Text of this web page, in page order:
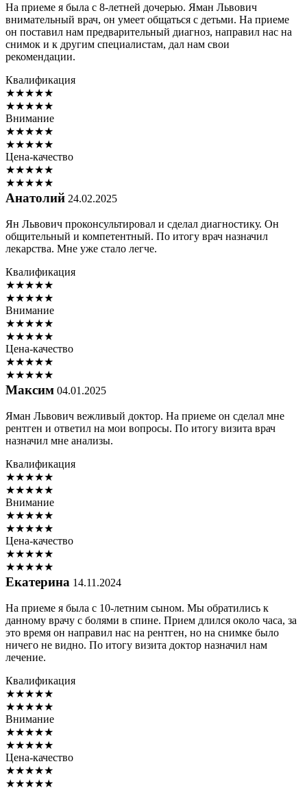
На приеме я была с 8-летней дочерью. Яман Львович
внимательный врач, он умеет общаться с детьми. На приеме
он поставил нам предварительный диагноз, направил нас на
снимок и к другим специалистам, дал нам свои
рекомендации.
Квалификация
★★★★★
★★★★★
Внимание
★★★★★
★★★★★
Цена-качество
★★★★★
★★★★★
Анатолий 24.02.2025
Ян Львович проконсультировал и сделал диагностику. Он
общительный и компетентный. По итогу врач назначил
лекарства. Мне уже стало легче.
Квалификация
★★★★★
★★★★★
Внимание
★★★★★
★★★★★
Цена-качество
★★★★★
★★★★★
Максим 04.01.2025
Яман Львович вежливый доктор. На приеме он сделал мне
рентген и ответил на мои вопросы. По итогу визита врач
назначил мне анализы.
Квалификация
★★★★★
★★★★★
Внимание
★★★★★
★★★★★
Цена-качество
★★★★★
★★★★★
Екатерина 14.11.2024
На приеме я была с 10-летним сыном. Мы обратились к
данному врачу с болями в спине. Прием длился около часа, за
это время он направил нас на рентген, но на снимке было
ничего не видно. По итогу визита доктор назначил нам
лечение.
Квалификация
★★★★★
★★★★★
Внимание
★★★★★
★★★★★
Цена-качество
★★★★★
★★★★★